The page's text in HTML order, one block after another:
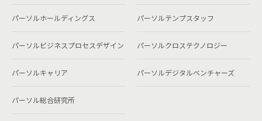
パーソルホールディングス パーソルテンプスタッフ
パーソルビジネスプロセスデザイン パーソルクロステクノロジー
パーソルキャリア パーソルデジタルベンチャーズ
パーソル総合研究所